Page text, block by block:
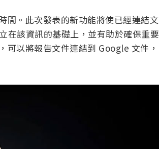
間。此次發表的新功能將使已經連結文
在該資訊的基礎上，並有助於確保重要
可以將報告文件連結到 Google 文件，